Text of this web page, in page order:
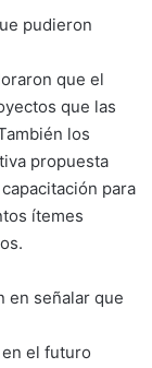
pudieron
que el
que las
los
propuesta
para
ítemes
en señalar que
el futuro